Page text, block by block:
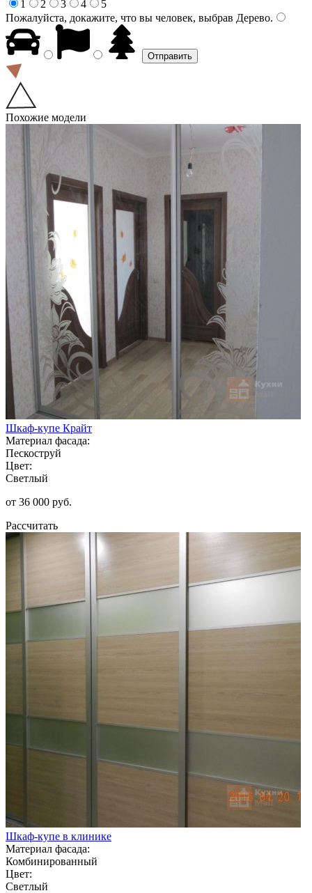
1
2 3 4
5
Пожалуйста, докажите, что вы человек, выбрав Дерево.
Похожие модели
Шкаф-купе Крайт
Материал фасада:
Пескоструй
Цвет:
Светлый
от 36 000 руб.
Рассчитать
Шкаф-купе в клинике
Материал фасада:
Комбинированный
Цвет:
Светлый